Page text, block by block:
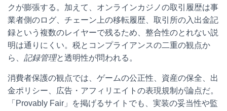
クが膨張する。加えて、オンラインカジノの取引履歴は事
業者側のログ、チェーン上の移転履歴、取引所の入出金記
録という複数のレイヤーで残るため、整合性のとれない説
明は通りにくい。税とコンプライアンスの二重の観点か
ら、 記録管理と透明性が問われる。
消費者保護の観点では、ゲームの公正性、資産の保全、出
金ポリシー、広告・アフィリエイトの表現規制が論点だ。
「Provably Fair」を掲げるサイトでも、実装の妥当性や監